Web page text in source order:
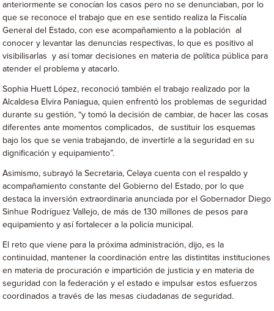
anteriormente se conocían los casos pero no se denunciaban, por lo
que se reconoce el trabajo que en ese sentido realiza la Fiscalía
General del Estado, con ese acompañamiento a la población al
conocer y levantar las denuncias respectivas, lo que es positivo al
visibilisarlas y así tomar decisiones en materia de política pública para
atender el problema y atacarlo.
Sophia Huett López, reconoció también el trabajo realizado por la
Alcaldesa Elvira Paniagua, quien enfrentó los problemas de seguridad
durante su gestión, “y tomó la decisión de cambiar, de hacer las cosas
diferentes ante momentos complicados, de sustituir los esquemas
bajo los que se venia trabajando, de invertirle a la seguridad en su
dignificación y equipamiento”.
Asimismo, subrayó la Secretaria, Celaya cuenta con el respaldo y
acompañamiento constante del Gobierno del Estado, por lo que
destaca la inversión extraordinaria anunciada por el Gobernador Diego
Sinhue Rodríguez Vallejo, de más de 130 millones de pesos para
equipamiento y así fortalecer a la policía municipal.
El reto que viene para la próxima administración, dijo, es la
continuidad, mantener la coordinación entre las distintitas instituciones
en materia de procuración e impartición de justicia y en materia de
seguridad con la federación y el estado e impulsar estos esfuerzos
coordinados a través de las mesas ciudadanas de seguridad.